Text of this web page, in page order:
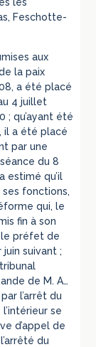
Feschotte-
aux
la paix
a été placé
4 juillet
; qu’ayant été
il a été placé
par une
du 8
estimé qu’il
fonctions,
qui, le
fin à son
le préfet de
suivant ;
de M. A…
l’arrêt du
se
d’appel de
du